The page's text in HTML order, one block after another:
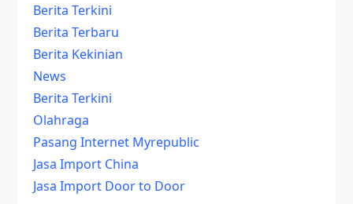
Berita Terkini
Berita Terbaru
Berita Kekinian
News
Berita Terkini
Olahraga
Pasang Internet Myrepublic
Jasa Import China
Jasa Import Door to Door